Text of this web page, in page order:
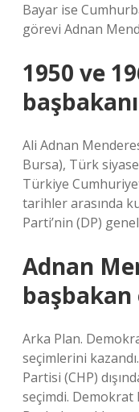
Bayar ise
görevi Adnan
1950 ve
Ali Adnan
Bursa), Türk
Türkiye
tarihler arasında
Parti’nin (DP) genel
Adnan
başbakan
Arka Plan.
seçimlerini
Partisi (CHP)
seçimdi. Demokrat